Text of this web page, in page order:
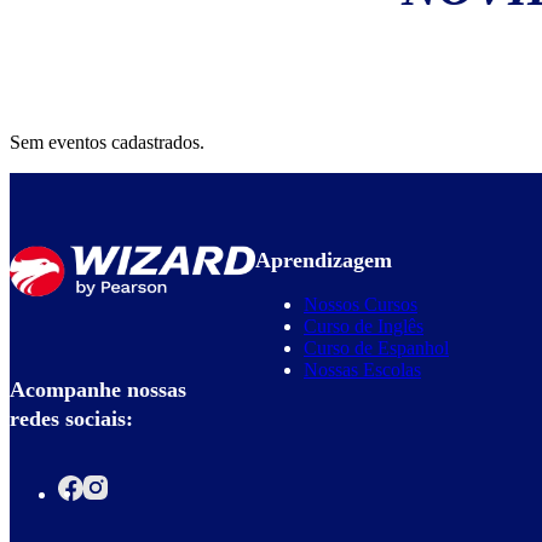
Sem eventos cadastrados.
Acompanhe nossas
redes sociais:
Aprendizagem
Nossos Cursos
Curso de Inglês
Curso de Espanhol
Nossas Escolas